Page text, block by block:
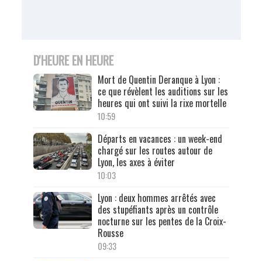
D'HEURE EN HEURE
Mort de Quentin Deranque à Lyon :
ce que révèlent les auditions sur les
heures qui ont suivi la rixe mortelle
10:59
Départs en vacances : un week-end
chargé sur les routes autour de
Lyon, les axes à éviter
10:03
Lyon : deux hommes arrêtés avec
des stupéfiants après un contrôle
nocturne sur les pentes de la Croix-
Rousse
09:33